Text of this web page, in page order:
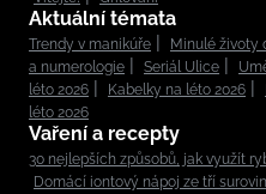
Aktuální témata
Trendy v manikúře Minulé životy
a numerologie
Seriál Ulice
léto 2026
Kabelky na léto 2026
léto 2026
Vaření a recepty
30 nejlepších způsobů, jak využít
Domácí iontový nápoj ze tří surovin